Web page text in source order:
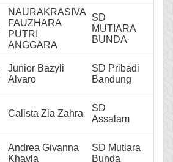
NAURAKRASIVA
FAUZHARA
PUTRI
ANGGARA
SD
MUTIARA
BUNDA
Junior Bazyli
Alvaro
SD Pribadi
Bandung
Calista Zia Zahra
SD
Assalam
Andrea Givanna
Khayla
SD Mutiara
Bunda